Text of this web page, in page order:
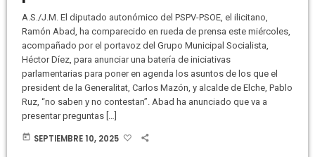
A.S./J.M. El diputado autonómico del PSPV-PSOE, el ilicitano,
Ramón Abad, ha comparecido en rueda de prensa este miércoles,
acompañado por el portavoz del Grupo Municipal Socialista,
Héctor Díez, para anunciar una batería de iniciativas
parlamentarias para poner en agenda los asuntos de los que el
president de la Generalitat, Carlos Mazón, y alcalde de Elche, Pablo
Ruz, “no saben y no contestan”. Abad ha anunciado que va a
presentar preguntas […]
today SEPTIEMBRE 10, 2025